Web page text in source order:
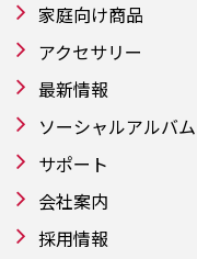
家庭向け商品
アクセサリー
最新情報
ソーシャルアルバム
サポート
会社案内
採用情報